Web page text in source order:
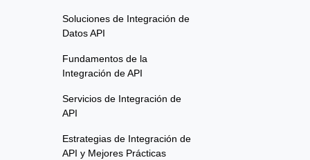
Soluciones de Integración de
Datos API
Fundamentos de la
Integración de API
Servicios de Integración de
API
Estrategias de Integración de
API y Mejores Prácticas